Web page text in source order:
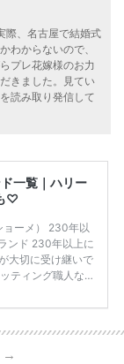
際、名古屋で結婚式
わからないので、
プレ花嫁様のお力
きました。見てい
読み取り発信して
一覧｜ハリー
♡
ョーメ） 230年以
ンド 230年以上に
大切に受け継いで
ティング職人な
高のデザインと品
さんが矢沢さんに
。 ショーメの価
→